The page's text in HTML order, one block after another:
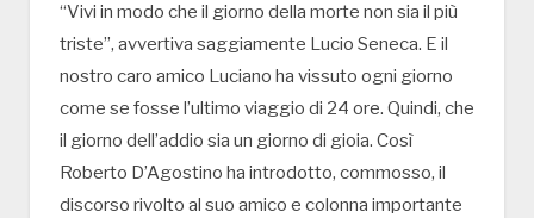
“Vivi in modo che il giorno della morte non sia il più
triste’’, avvertiva saggiamente Lucio Seneca. E il
nostro caro amico Luciano ha vissuto ogni giorno
come se fosse l’ultimo viaggio di 24 ore. Quindi, che
il giorno dell’addio sia un giorno di gioia. Così
Roberto D’Agostino ha introdotto, commosso, il
discorso rivolto al suo amico e colonna importante